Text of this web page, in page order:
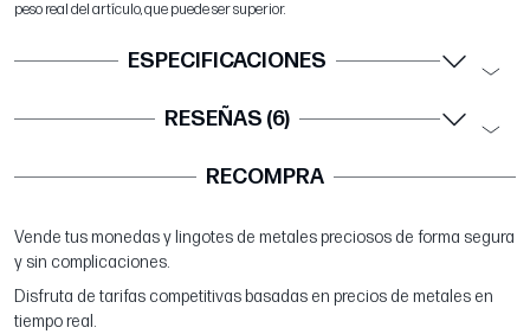
peso real del artículo, que puede ser superior.
ESPECIFICACIONES
RESEÑAS (6)
RECOMPRA
Vende tus monedas y lingotes de metales preciosos de forma segura
y sin complicaciones.
Disfruta de tarifas competitivas basadas en precios de metales en
tiempo real.